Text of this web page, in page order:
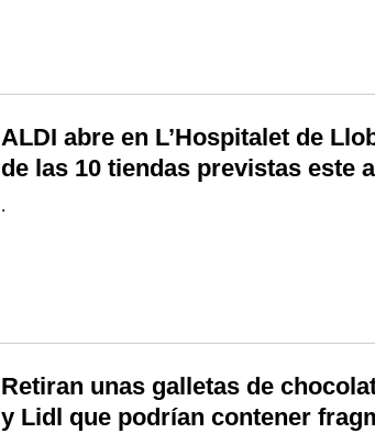
ALDI abre en L’Hospitalet de
de las 10 tiendas previstas este
.
Retiran unas galletas de
y Lidl que podrían contener